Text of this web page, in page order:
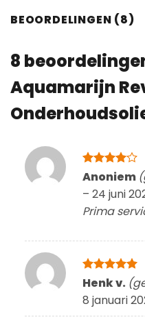
BEOORDELINGEN (8)
8
Aquamarijn
Gewaardeerd
Anoniem
– 24 juni
Prima
Gewaardeerd
Henk v.
8 januari